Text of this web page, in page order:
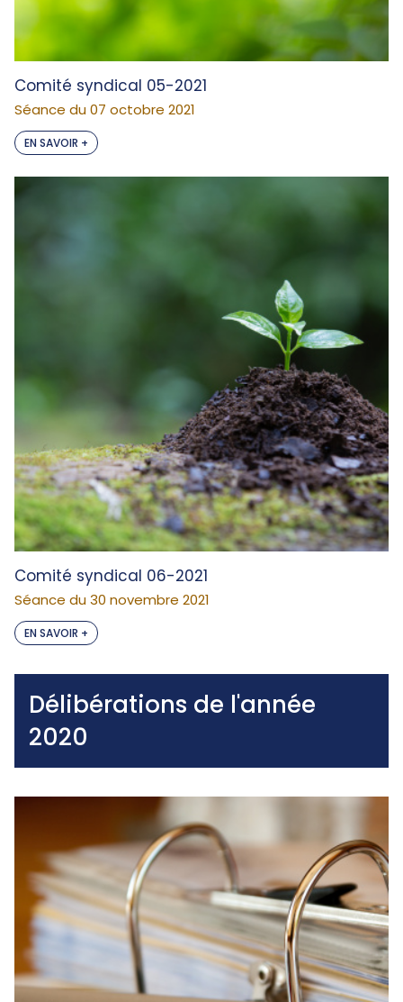
Comité syndical 05-2021
Séance du 07 octobre 2021
EN SAVOIR +
Comité syndical 06-2021
Séance du 30 novembre 2021
EN SAVOIR +
Délibérations de l'année
2020